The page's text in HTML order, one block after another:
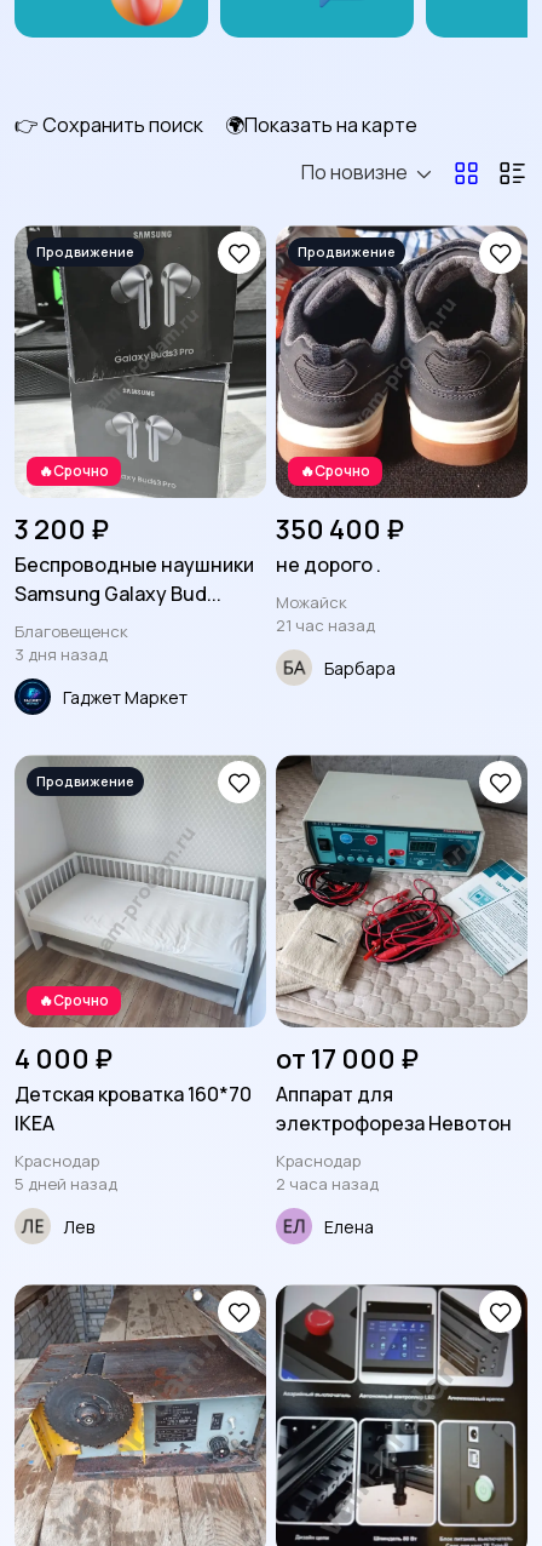
👉 Сохранить поиск
🌍Показать на карте
По новизне
🔥Срочно
3 200 ₽
Беспроводные наушники
Samsung Galaxy Bud...
Благовещенск
3 дня назад
Гаджет Маркет
🔥Срочно
350 400 ₽
не дорого .
Можайск
21 час назад
Барбара
🔥Срочно
4 000 ₽
Детская кроватка 160*70
IKEA
Краснодар
5 дней назад
Лев
от 17 000 ₽
Аппарат для
электрофореза Невотон
Краснодар
2 часа назад
Елена